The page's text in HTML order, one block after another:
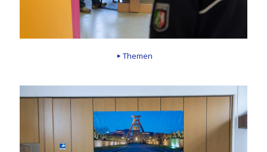
Themen